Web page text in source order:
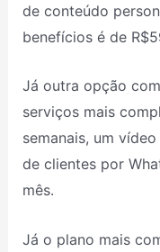
de conteúdo
benefícios é de
Já outra opção
serviços mais
semanais, um
de clientes por
mês.
Já o plano mais